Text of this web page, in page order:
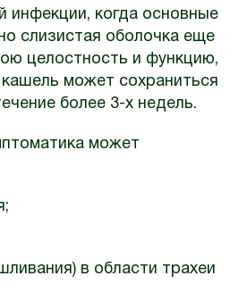
инфекции, когда основные
слизистая оболочка еще
целостность и функцию,
может сохраниться
более 3-х недель.
может
в области трахеи